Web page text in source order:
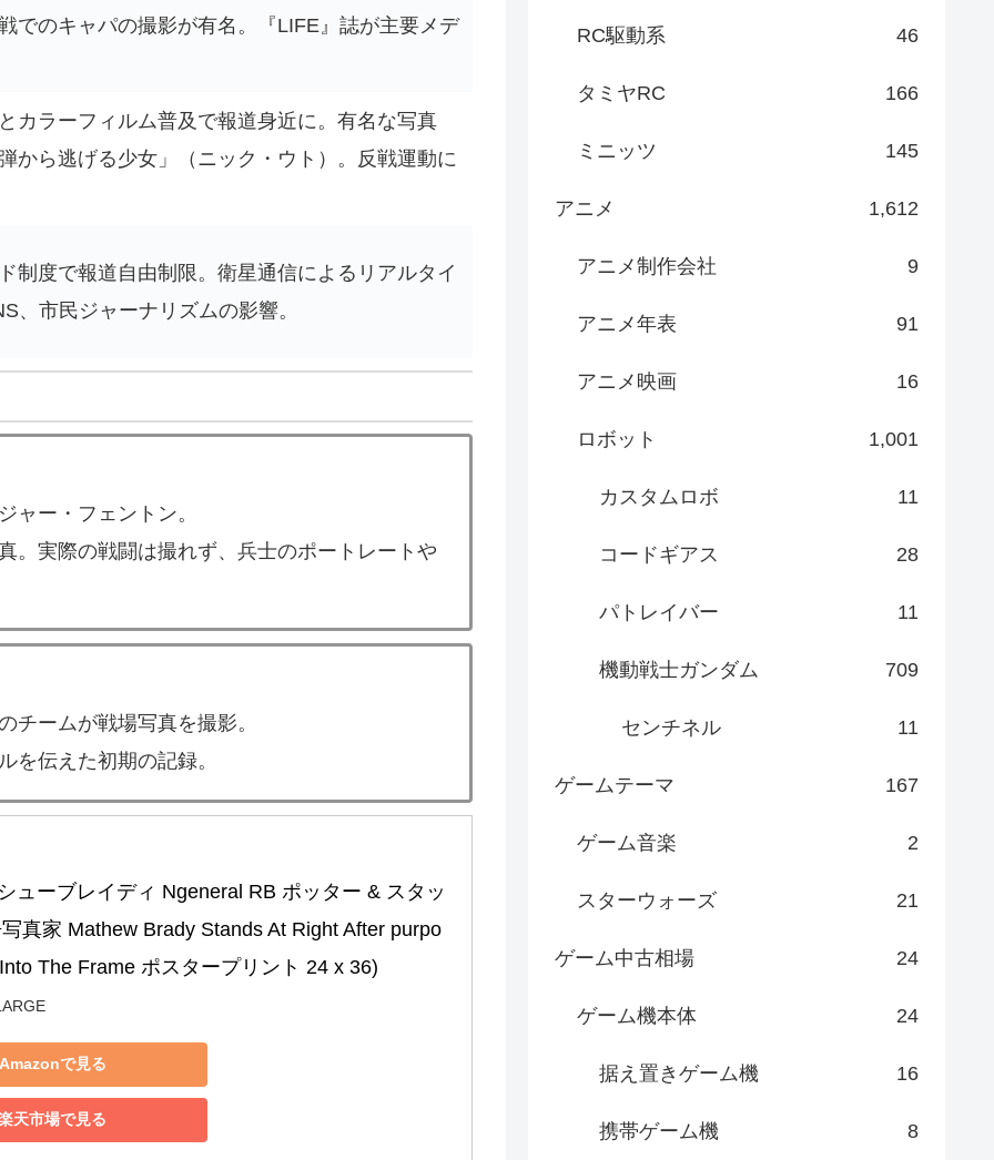
でのキャパの撮影が有名。『LIFE』誌が主要メデ
カラーフィルム普及で報道身近に。有名な写真
から逃げる少女」（ニック・ウト）。反戦運動に
制度で報道自由制限。衛星通信によるリアルタイ
、市民ジャーナリズムの影響。
ャー・フェントン。
。実際の戦闘は撮れず、兵士のポートレートや
チームが戦場写真を撮影。
を伝えた初期の記録。
ューブレイディ Ngeneral RB ポッター & スタッ
真家 Mathew Brady Stands At Right After purpo
The Frame ポスタープリント 24 x 36)
で見る
天市場で見る
RC駆動系 46
タミヤRC 166
ミニッツ 145
アニメ 1,612
アニメ制作会社 9
アニメ年表 91
アニメ映画 16
ロボット 1,001
カスタムロボ 11
コードギアス 28
パトレイバー 11
機動戦士ガンダム 709
センチネル 11
ゲームテーマ 167
ゲーム音楽 2
スターウォーズ 21
ゲーム中古相場 24
ゲーム機本体 24
据え置きゲーム機 16
携帯ゲーム機 8